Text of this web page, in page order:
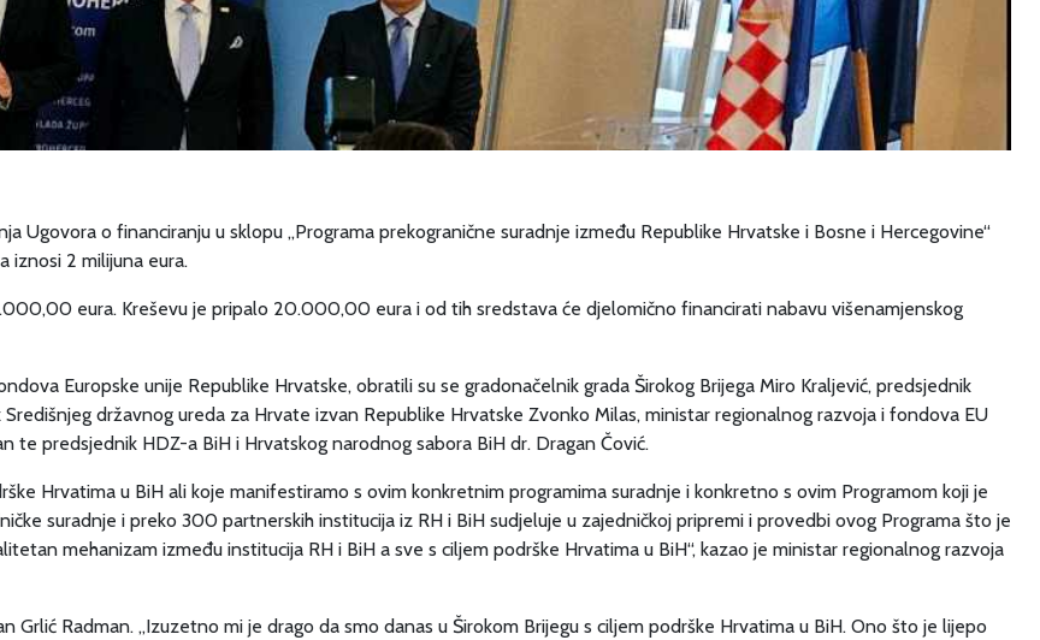
Ugovora o financiranju u sklopu „Programa prekogranične suradnje između Republike Hrvatske i Bosne i Hercegovine“
iznosi 2 milijuna eura.
eura. Kreševu je pripalo 20.000,00 eura i od tih sredstava će djelomično financirati nabavu višenamjenskog
Europske unije Republike Hrvatske, obratili su se gradonačelnik grada Širokog Brijega Miro Kraljević, predsjednik
državnog ureda za Hrvate izvan Republike Hrvatske Zvonko Milas, ministar regionalnog razvoja i fondova EU
te predsjednik HDZ-a BiH i Hrvatskog narodnog sabora BiH dr. Dragan Čović.
Hrvatima u BiH ali koje manifestiramo s ovim konkretnim programima suradnje i konkretno s ovim Programom koji je
suradnje i preko 300 partnerskih institucija iz RH i BiH sudjeluje u zajedničkoj pripremi i provedbi ovog Programa što je
mehanizam između institucija RH i BiH a sve s ciljem podrške Hrvatima u BiH“, kazao je ministar regionalnog razvoja
Grlić Radman. „Izuzetno mi je drago da smo danas u Širokom Brijegu s ciljem podrške Hrvatima u BiH. Ono što je lijepo